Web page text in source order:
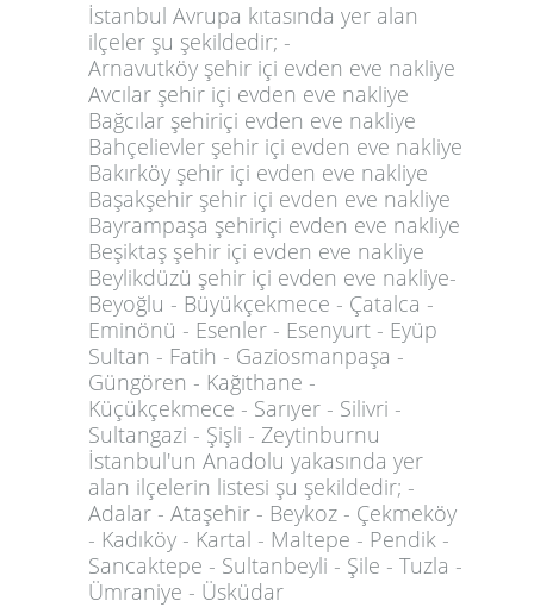
İstanbul Avrupa kıtasında yer alan
ilçeler şu şekildedir; -
Arnavutköy şehir içi evden eve nakliye
Avcılar şehir içi evden eve nakliye
Bağcılar şehiriçi evden eve nakliye
Bahçelievler şehir içi evden eve nakliye
Bakırköy şehir içi evden eve nakliye
Başakşehir şehir içi evden eve nakliye
Bayrampaşa şehiriçi evden eve nakliye
Beşiktaş şehir içi evden eve nakliye
Beylikdüzü şehir içi evden eve nakliye-
Beyoğlu - Büyükçekmece - Çatalca -
Eminönü - Esenler - Esenyurt - Eyüp
Sultan - Fatih - Gaziosmanpaşa -
Güngören - Kağıthane -
Küçükçekmece - Sarıyer - Silivri -
Sultangazi - Şişli - Zeytinburnu
İstanbul'un Anadolu yakasında yer
alan ilçelerin listesi şu şekildedir; -
Adalar - Ataşehir - Beykoz - Çekmeköy
- Kadıköy - Kartal - Maltepe - Pendik -
Sancaktepe - Sultanbeyli - Şile - Tuzla -
Ümraniye - Üsküdar